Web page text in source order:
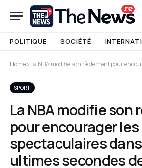
POLITIQUE SOCIÉTÉ
Home»La NBA modifie son règlement pour encourager les tirs spectaculaires
SPORT
La NBA modifie son
pour encourager
spectaculaires
ultimes secondes